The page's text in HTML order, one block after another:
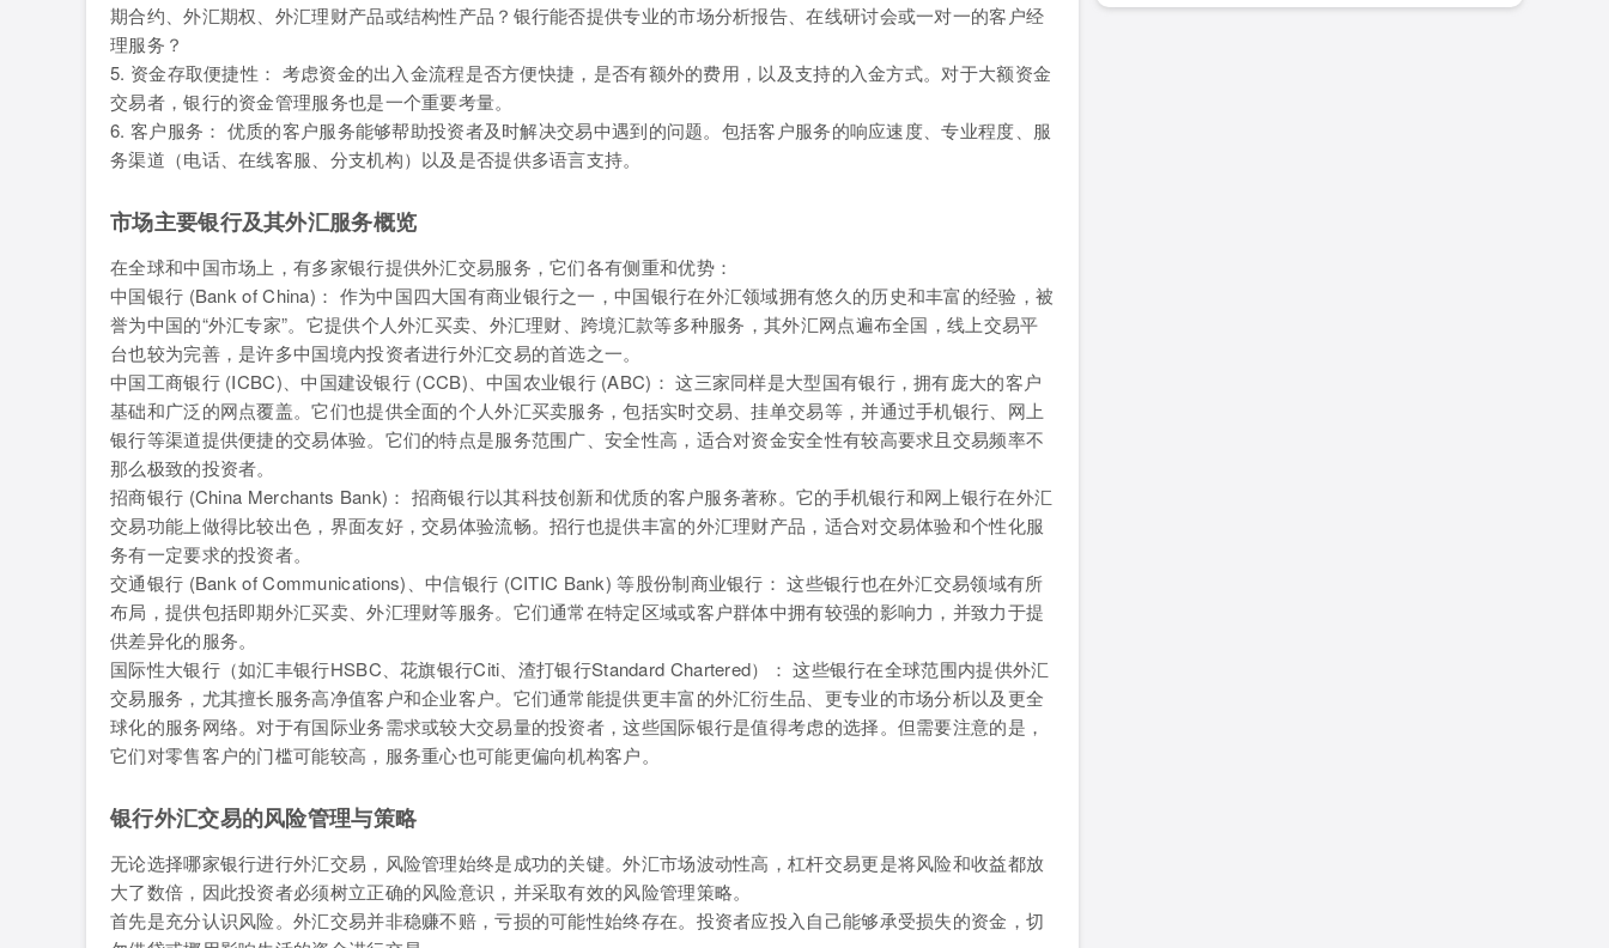
期合约、外汇期权、外汇理财产品或结构性产品？银行能否提供专业的市场分析报告、在线研讨会或一对一的客户经
理服务？
5. 资金存取便捷性： 考虑资金的出入金流程是否方便快捷，是否有额外的费用，以及支持的入金方式。对于大额资金
交易者，银行的资金管理服务也是一个重要考量。
6. 客户服务： 优质的客户服务能够帮助投资者及时解决交易中遇到的问题。包括客户服务的响应速度、专业程度、服
务渠道（电话、在线客服、分支机构）以及是否提供多语言支持。
市场主要银行及其外汇服务概览
在全球和中国市场上，有多家银行提供外汇交易服务，它们各有侧重和优势：
中国银行 (Bank of China)： 作为中国四大国有商业银行之一，中国银行在外汇领域拥有悠久的历史和丰富的经验，被
誉为中国的“外汇专家”。它提供个人外汇买卖、外汇理财、跨境汇款等多种服务，其外汇网点遍布全国，线上交易平
台也较为完善，是许多中国境内投资者进行外汇交易的首选之一。
中国工商银行 (ICBC)、中国建设银行 (CCB)、中国农业银行 (ABC)： 这三家同样是大型国有银行，拥有庞大的客户
基础和广泛的网点覆盖。它们也提供全面的个人外汇买卖服务，包括实时交易、挂单交易等，并通过手机银行、网上
银行等渠道提供便捷的交易体验。它们的特点是服务范围广、安全性高，适合对资金安全性有较高要求且交易频率不
那么极致的投资者。
招商银行 (China Merchants Bank)： 招商银行以其科技创新和优质的客户服务著称。它的手机银行和网上银行在外汇
交易功能上做得比较出色，界面友好，交易体验流畅。招行也提供丰富的外汇理财产品，适合对交易体验和个性化服
务有一定要求的投资者。
交通银行 (Bank of Communications)、中信银行 (CITIC Bank) 等股份制商业银行： 这些银行也在外汇交易领域有所
布局，提供包括即期外汇买卖、外汇理财等服务。它们通常在特定区域或客户群体中拥有较强的影响力，并致力于提
供差异化的服务。
国际性大银行（如汇丰银行HSBC、花旗银行Citi、渣打银行Standard Chartered）： 这些银行在全球范围内提供外汇
交易服务，尤其擅长服务高净值客户和企业客户。它们通常能提供更丰富的外汇衍生品、更专业的市场分析以及更全
球化的服务网络。对于有国际业务需求或较大交易量的投资者，这些国际银行是值得考虑的选择。但需要注意的是，
它们对零售客户的门槛可能较高，服务重心也可能更偏向机构客户。
银行外汇交易的风险管理与策略
无论选择哪家银行进行外汇交易，风险管理始终是成功的关键。外汇市场波动性高，杠杆交易更是将风险和收益都放
大了数倍，因此投资者必须树立正确的风险意识，并采取有效的风险管理策略。
首先是充分认识风险。外汇交易并非稳赚不赔，亏损的可能性始终存在。投资者应投入自己能够承受损失的资金，切